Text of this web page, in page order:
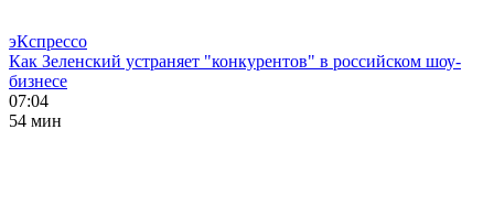
эКспрессо
Как Зеленский устраняет "конкурентов" в российском шоу-
бизнесе
07:04
54 мин